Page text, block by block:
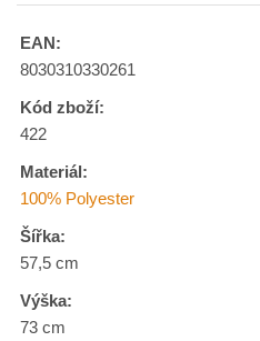
EAN:
8030310330261
Kód zboží:
422
Materiál:
100% Polyester
Šířka:
57,5 cm
Výška:
73 cm